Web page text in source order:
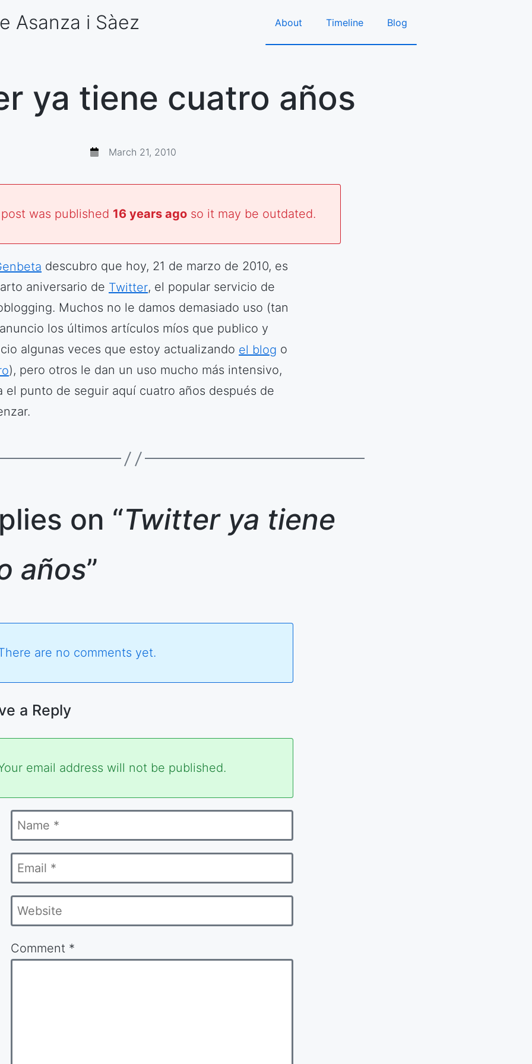
Asanza i Sàez About Timeline Blog
ya tiene cuatro años
March 21, 2010
was published 16 years ago so it may be outdated.
descubro que hoy, 21 de marzo de 2010, es
aniversario de Twitter, el popular servicio de
Muchos no le damos demasiado uso (tan
los últimos artículos míos que publico y
algunas veces que estoy actualizando el blog o
), pero otros le dan un uso mucho más intensivo,
el punto de seguir aquí cuatro años después de
on “Twitter ya tiene
años”
are no comments yet.
a Reply
email address will not be published.
Name
*
Email
*
Website
Comment *